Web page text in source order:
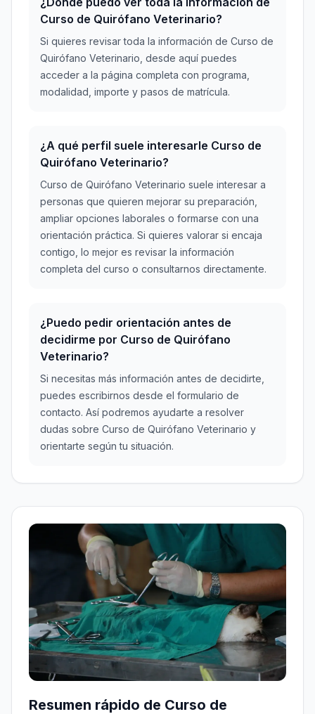
Curso de Quirófano Veterinario?
Si quieres revisar toda la información de Curso de
Quirófano Veterinario, desde aquí puedes
acceder a la página completa con programa,
modalidad, importe y pasos de matrícula.
¿A qué perfil suele interesarle Curso de
Quirófano Veterinario?
Curso de Quirófano Veterinario suele interesar a
personas que quieren mejorar su preparación,
ampliar opciones laborales o formarse con una
orientación práctica. Si quieres valorar si encaja
contigo, lo mejor es revisar la información
completa del curso o consultarnos directamente.
¿Puedo pedir orientación antes de
decidirme por Curso de Quirófano
Veterinario?
Si necesitas más información antes de decidirte,
puedes escribirnos desde el formulario de
contacto. Así podremos ayudarte a resolver
dudas sobre Curso de Quirófano Veterinario y
orientarte según tu situación.
Resumen rápido de Curso de